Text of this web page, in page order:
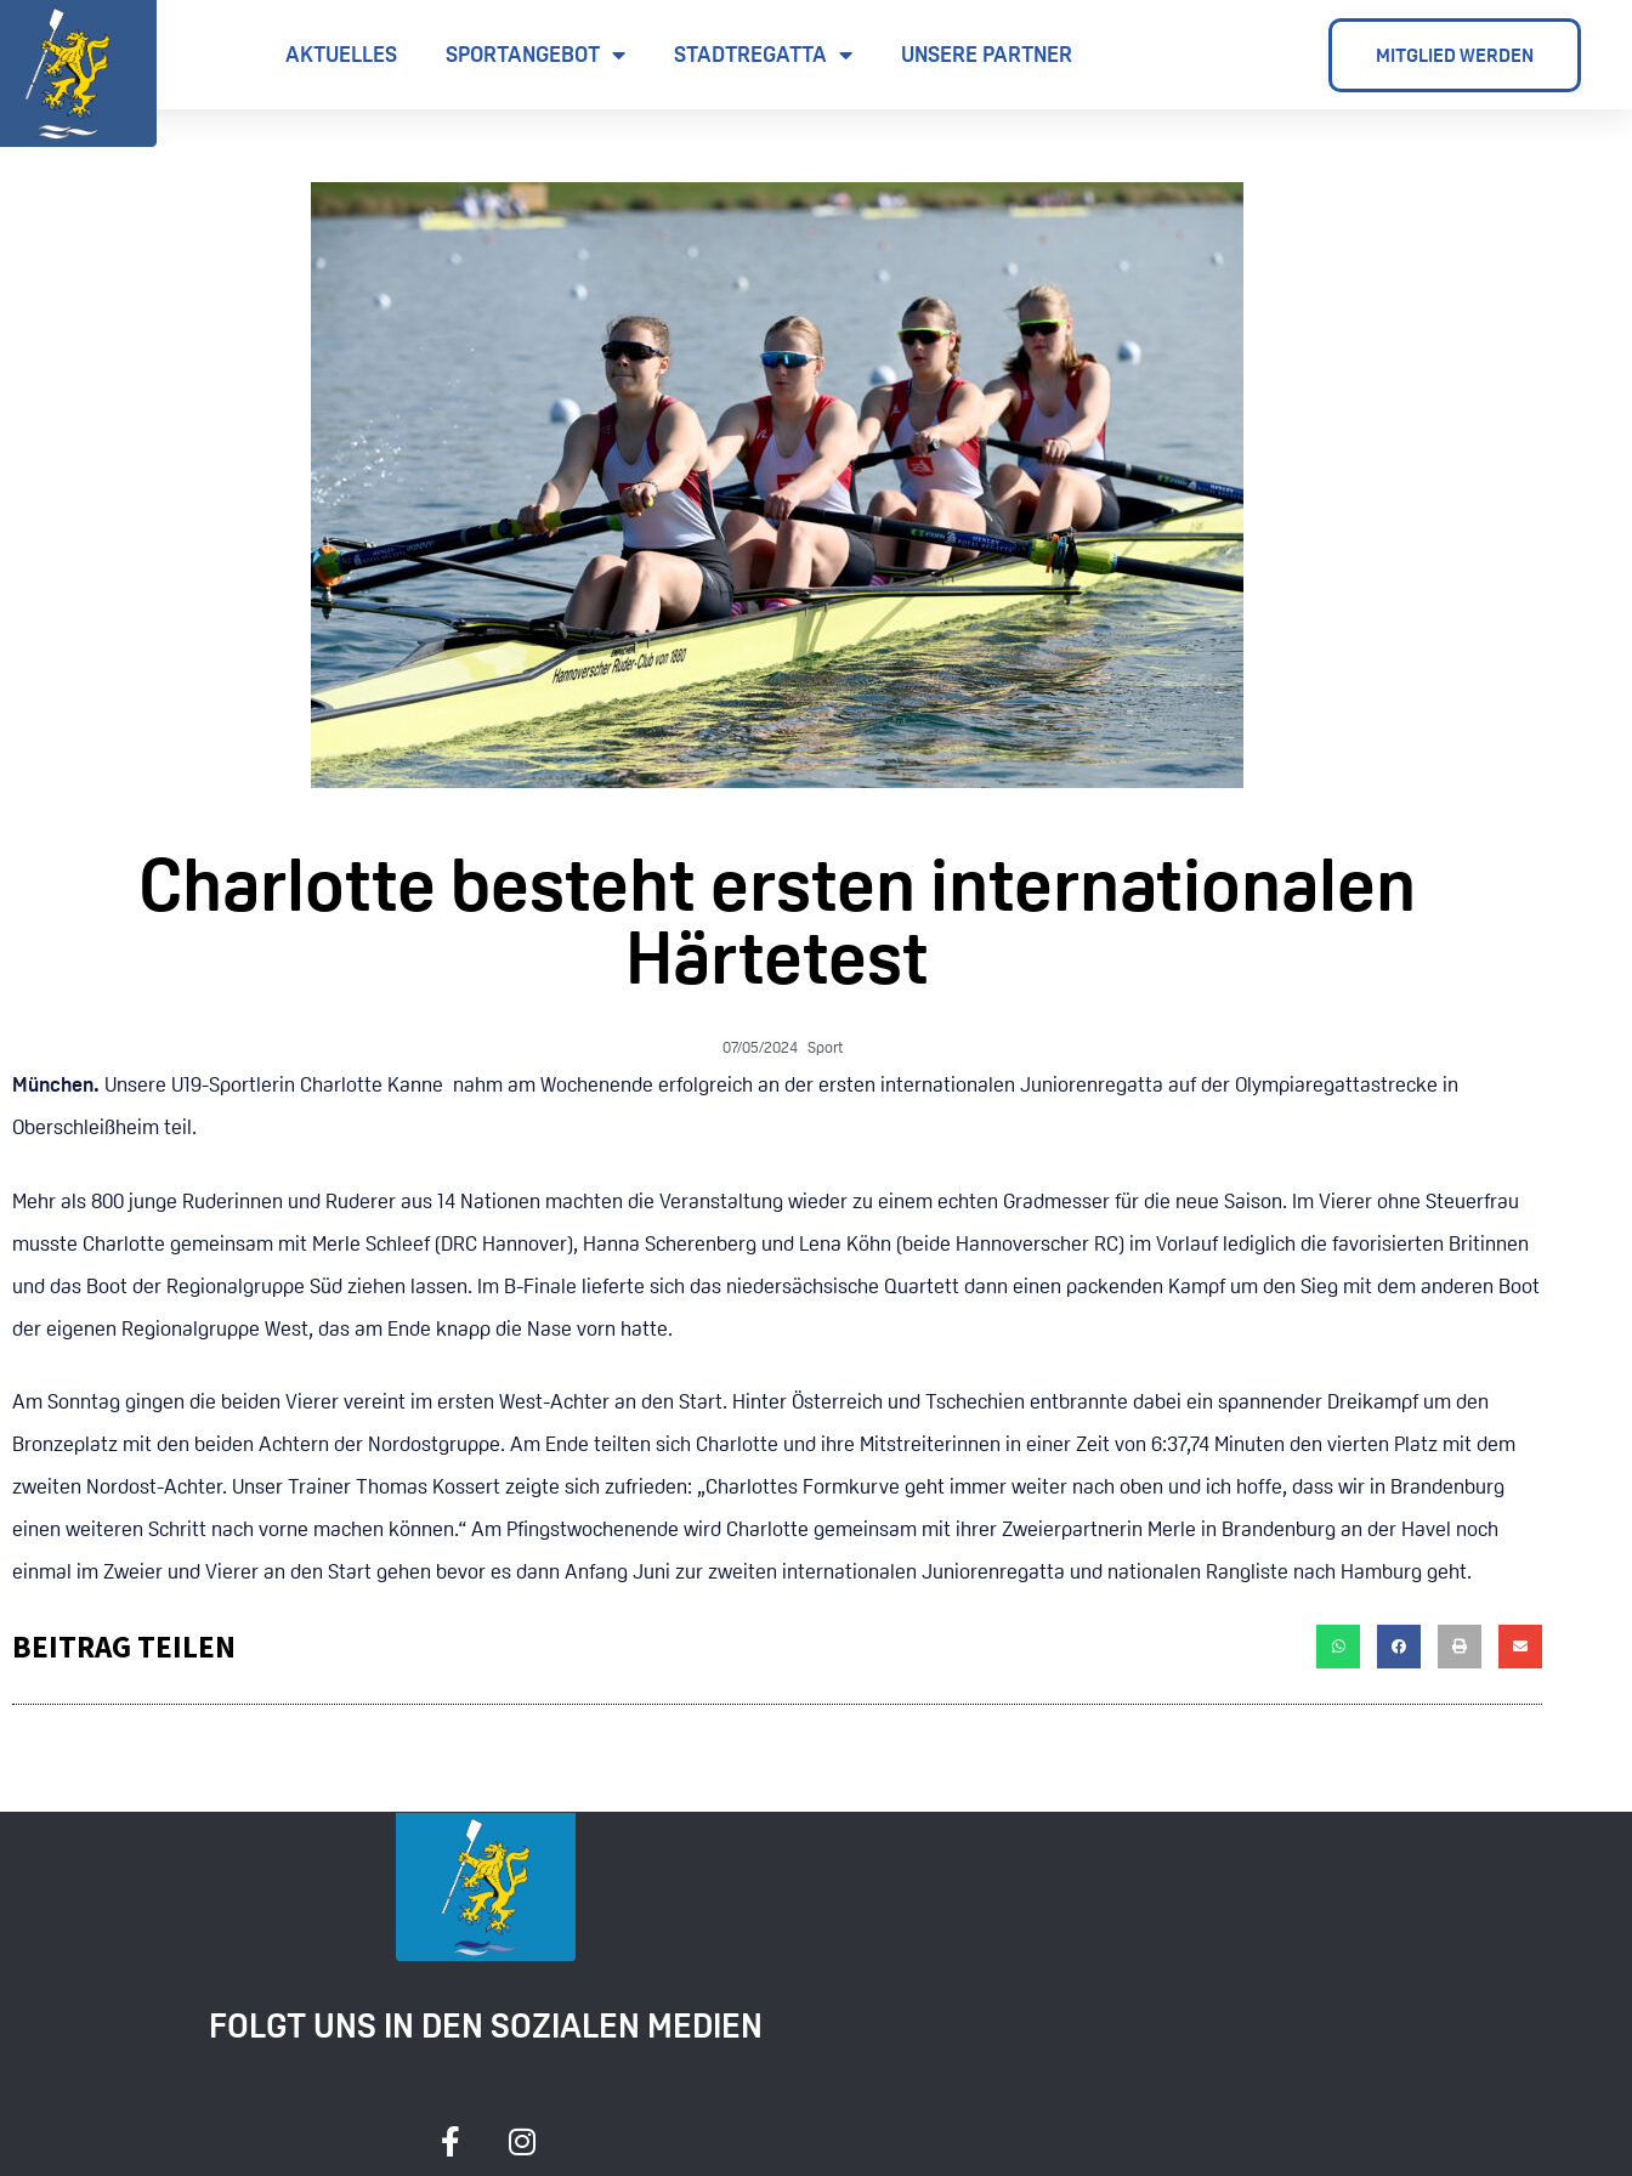
AKTUELLES SPORTANGEBOT STADTREGATTA UNSERE PARTNER MITGLIED WERDEN
Charlotte besteht ersten internationalen
Härtetest
07/05/2024 Sport
München. Unsere U19-Sportlerin Charlotte Kanne nahm am Wochenende erfolgreich an der ersten internationalen Juniorenregatta auf der Olympiaregattastrecke in
Oberschleißheim teil.
Mehr als 800 junge Ruderinnen und Ruderer aus 14 Nationen machten die Veranstaltung wieder zu einem echten Gradmesser für die neue Saison. Im Vierer ohne Steuerfrau
musste Charlotte gemeinsam mit Merle Schleef (DRC Hannover), Hanna Scherenberg und Lena Köhn (beide Hannoverscher RC) im Vorlauf lediglich die favorisierten Britinnen
und das Boot der Regionalgruppe Süd ziehen lassen. Im B-Finale lieferte sich das niedersächsische Quartett dann einen packenden Kampf um den Sieg mit dem anderen Boot
der eigenen Regionalgruppe West, das am Ende knapp die Nase vorn hatte.
Am Sonntag gingen die beiden Vierer vereint im ersten West-Achter an den Start. Hinter Österreich und Tschechien entbrannte dabei ein spannender Dreikampf um den
Bronzeplatz mit den beiden Achtern der Nordostgruppe. Am Ende teilten sich Charlotte und ihre Mitstreiterinnen in einer Zeit von 6:37,74 Minuten den vierten Platz mit dem
zweiten Nordost-Achter. Unser Trainer Thomas Kossert zeigte sich zufrieden: „Charlottes Formkurve geht immer weiter nach oben und ich hoffe, dass wir in Brandenburg
einen weiteren Schritt nach vorne machen können.“ Am Pfingstwochenende wird Charlotte gemeinsam mit ihrer Zweierpartnerin Merle in Brandenburg an der Havel noch
einmal im Zweier und Vierer an den Start gehen bevor es dann Anfang Juni zur zweiten internationalen Juniorenregatta und nationalen Rangliste nach Hamburg geht.
BEITRAG TEILEN
FOLGT UNS IN DEN SOZIALEN MEDIEN